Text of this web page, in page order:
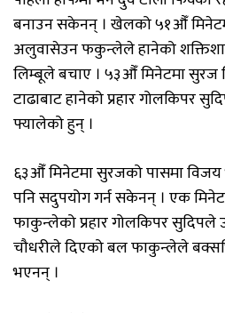
बनाउन सकेनन् । खेलको ५१औँ
अलुवासेउन फकुन्लेले हानेको
लिम्बूले बचाए । ५३औँ मिनेटमा सुरज
टाढाबाट हानेको प्रहार गोलकिपर
फ्यालेको हुन् ।
६३औँ मिनेटमा सुरजको पासमा
पनि सदुपयोग गर्न सकेनन् । एक मिनेट
फाकुन्लेको प्रहार गोलकिपर सुदिपले
चौधरीले दिएको बल फाकुन्लेले
भएनन् ।